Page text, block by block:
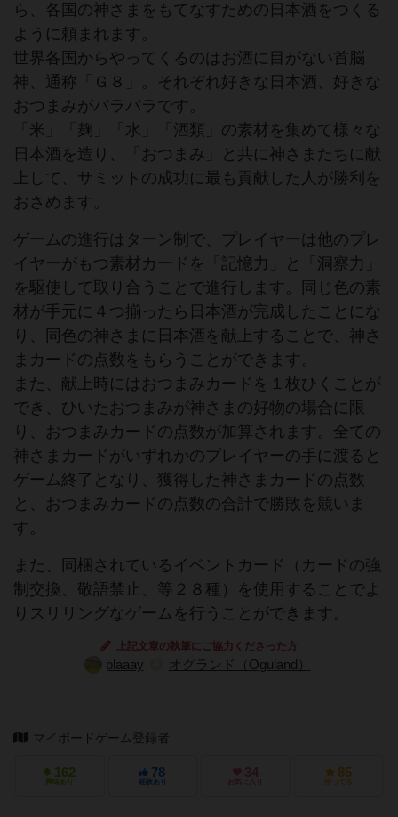
ら、各国の神さまをもてなすための日本酒をつくる
ように頼まれます。
世界各国からやってくるのはお酒に目がない首脳
神、通称「Ｇ８」。それぞれ好きな日本酒、好きな
おつまみがバラバラです。
「米」「麹」「水」「酒類」の素材を集めて様々な
日本酒を造り、「おつまみ」と共に神さまたちに献
上して、サミットの成功に最も貢献した人が勝利を
おさめます。
ゲームの進行はターン制で、プレイヤーは他のプレ
イヤーがもつ素材カードを「記憶力」と「洞察力」
を駆使して取り合うことで進行します。同じ色の素
材が手元に４つ揃ったら日本酒が完成したことにな
り、同色の神さまに日本酒を献上することで、神さ
まカードの点数をもらうことができます。
また、献上時にはおつまみカードを１枚ひくことが
でき、ひいたおつまみが神さまの好物の場合に限
り、おつまみカードの点数が加算されます。全ての
神さまカードがいずれかのプレイヤーの手に渡ると
ゲーム終了となり、獲得した神さまカードの点数
と、おつまみカードの点数の合計で勝敗を競いま
す。
また、同梱されているイベントカード（カードの強
制交換、敬語禁止、等２８種）を使用することでよ
りスリリングなゲームを行うことができます。
上記文章の執筆にご協力くださった方
plaaay オグランド（Oguland）
マイボードゲーム登録者
162
興味あり
78
経験あり
34
お気に入り
85
持ってる